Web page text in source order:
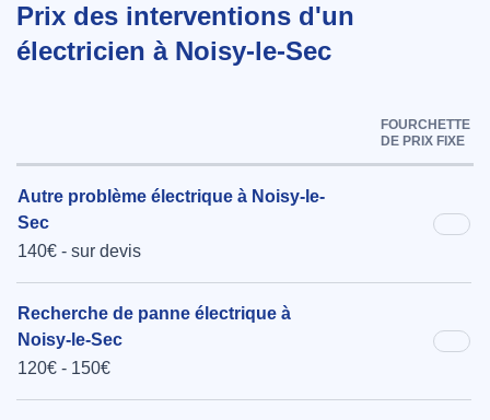
Prix des interventions d'un
électricien à Noisy-le-Sec
FOURCHETTE
DE PRIX FIXE
Autre problème électrique à Noisy-le-
Sec
140€ - sur devis
Recherche de panne électrique à
Noisy-le-Sec
120€ - 150€